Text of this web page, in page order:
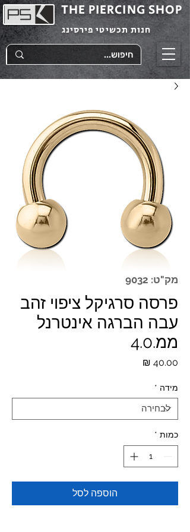
THE PIERCING SHOP
חנות תכשיטי פירסינג
מק"ט: 9032
פרסה סרגיקל ציפוי זהב
עבה הברגה אינטרנל
ממ.4.0
מידה *
כמות *
הוספה לסל